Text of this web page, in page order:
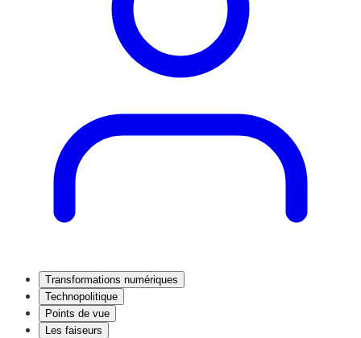
Transformations numériques
Technopolitique
Points de vue
Les faiseurs